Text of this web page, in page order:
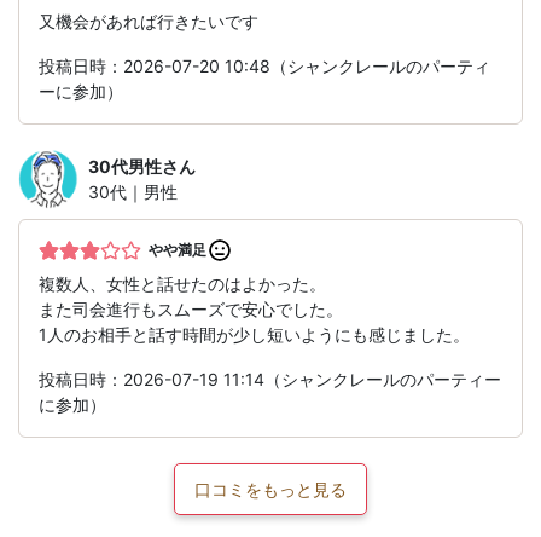
又機会があれば行きたいです
投稿日時：2026-07-20 10:48（シャンクレールのパーティ
ーに参加）
30代男性さん
30代｜男性
やや満足
複数人、女性と話せたのはよかった。
また司会進行もスムーズで安心でした。
1人のお相手と話す時間が少し短いようにも感じました。
投稿日時：2026-07-19 11:14（シャンクレールのパーティー
に参加）
口コミをもっと見る